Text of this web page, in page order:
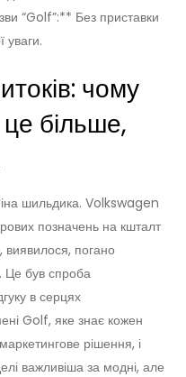
“Golf”:** Без приставки
уваги.
чому
більше,
шильдика. Volkswagen
позначень на кшталт
погано
Це був спроба
в серцях
Golf, яке знає кожен
рішення, і
важливіша за модні, але